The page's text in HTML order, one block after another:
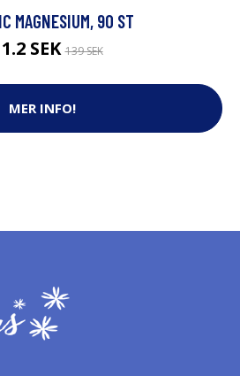
MAGNESIUM, 90 ST
SEK139 SEK
MER INFO!